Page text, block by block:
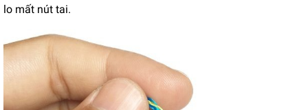
lo mất nút tai.